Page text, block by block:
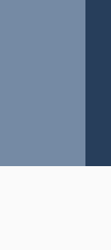
ugrik)
ugrik)